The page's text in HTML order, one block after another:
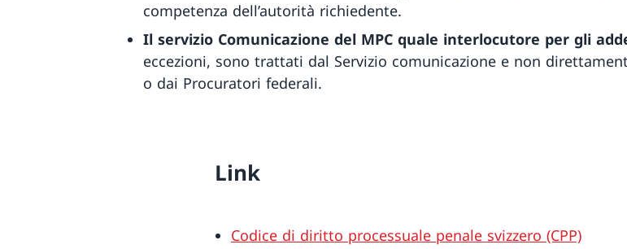
competenza dell’autorità richiedente.
Il servizio Comunicazione del MPC quale interlocutore per gli
eccezioni, sono trattati dal Servizio comunicazione e non
o dai Procuratori federali.
Link
Codice di diritto processuale penale svizzero (CPP)